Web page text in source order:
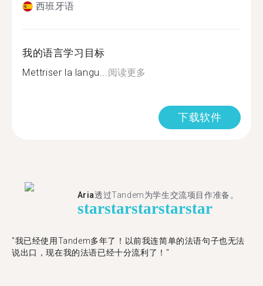
西班牙语
我的语言学习目标
Mettriser la langu...阅读更多
下载软件
Aria透过Tandem为学生交流项目作准备。
starstarstarstarstar
"​​我已经使用Tandem多年了！以前我连简单的法语句子也无法
说出口，现在我的法语已经十分流利了！"